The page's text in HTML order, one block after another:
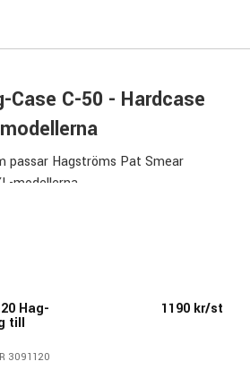
Case C-50 - Hardcase
passar Hagströms Pat Smear
modellerna.
högsta kvalitet. Robusta
varav ett är låsbart & ett
samt F & XL-modellerna
Hag-
till
3091120
1190 kr/st